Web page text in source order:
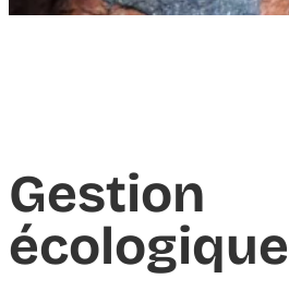
Gestion
écologique